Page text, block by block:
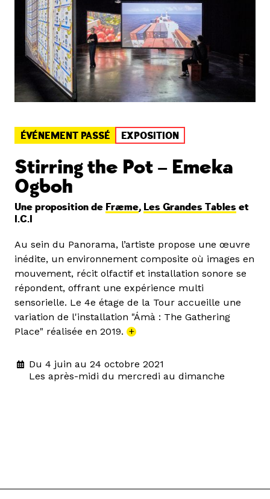
ÉVÉNEMENT PASSÉ EXPOSITION
Stirring the Pot – Emeka
Ogboh
Une proposition de Fræme, Les Grandes Tables et
I.C.I
Au sein du Panorama, l’artiste propose une œuvre
inédite, un environnement composite où images en
mouvement, récit olfactif et installation sonore se
répondent, offrant une expérience multi
sensorielle. Le 4e étage de la Tour accueille une
variation de l'installation "Ámà : The Gathering
Place" réalisée en 2019. +
Du 4 juin au 24 octobre 2021
Les après-midi du mercredi au dimanche